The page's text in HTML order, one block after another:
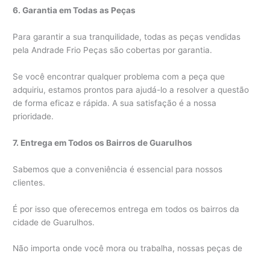
6. Garantia em Todas as Peças
Para garantir a sua tranquilidade, todas as peças vendidas
pela Andrade Frio Peças são cobertas por garantia.
Se você encontrar qualquer problema com a peça que
adquiriu, estamos prontos para ajudá-lo a resolver a questão
de forma eficaz e rápida. A sua satisfação é a nossa
prioridade.
7. Entrega em Todos os Bairros de Guarulhos
Sabemos que a conveniência é essencial para nossos
clientes.
É por isso que oferecemos entrega em todos os bairros da
cidade de Guarulhos.
Não importa onde você mora ou trabalha, nossas peças de